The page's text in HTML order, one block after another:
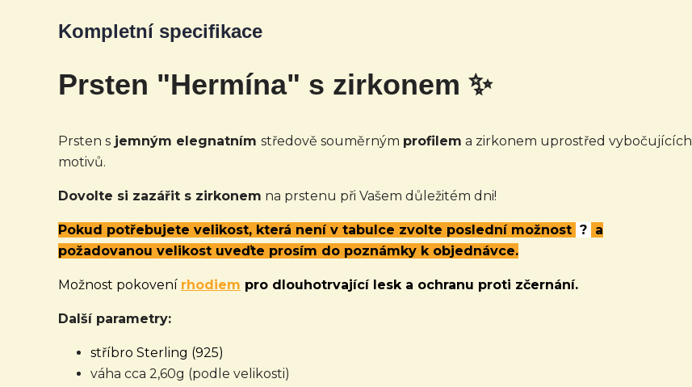
Kompletní specifikace
Prsten "Hermína" s zirkonem ✨
Prsten s jemným elegnatním středově souměrným profilem a zirkonem uprostřed vybočujících
motivů.
Dovolte si zazářit s zirkonem na prstenu při Vašem důležitém dni!
Pokud potřebujete velikost, která není v tabulce zvolte poslední možnost ? a
požadovanou velikost uveďte prosím do poznámky k objednávce.
Možnost pokovení rhodiem pro dlouhotrvající lesk a ochranu proti zčernání.
Další parametry:
stříbro Sterling (925)
váha cca 2,60g (podle velikosti)